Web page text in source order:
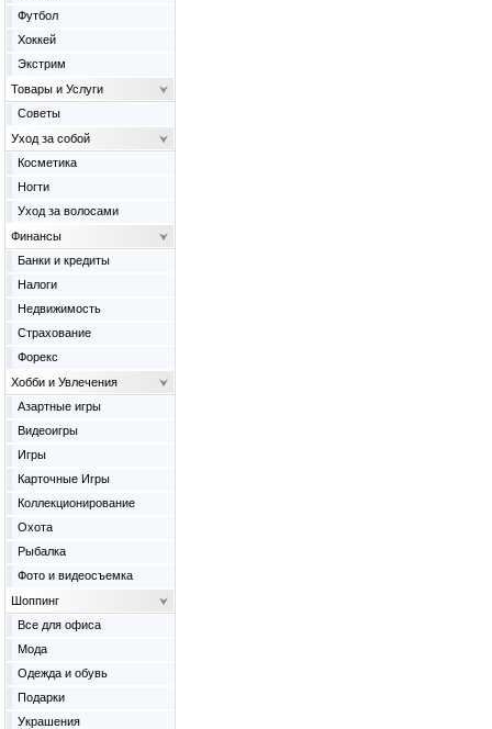
Футбол
Хоккей
Экстрим
Товары и Услуги
Советы
Уход за собой
Косметика
Ногти
Уход за волосами
Финансы
Банки и кредиты
Налоги
Недвижимость
Страхование
Форекс
Хобби и Увлечения
Азартные игры
Видеоигры
Игры
Карточные Игры
Коллекционирование
Охота
Рыбалка
Фото и видеосъемка
Шоппинг
Все для офиса
Мода
Одежда и обувь
Подарки
Украшения